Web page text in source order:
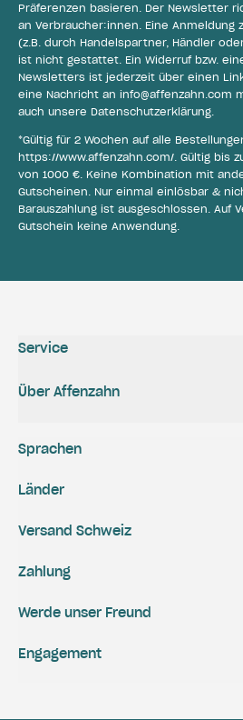
Präferenzen basieren. Der Newsletter
an Verbraucher:innen. Eine Anmeldung
(z.B. durch Handelspartner, Händler
ist nicht gestattet. Ein Widerruf bzw.
Newsletters ist jederzeit über einen
eine Nachricht an info@affenzahn.com
auch unsere Datenschutzerklärung.
*Gültig für 2 Wochen auf alle
https://www.affenzahn.com/. Gültig bis
von 1000 €. Keine Kombination mit
Gutscheinen. Nur einmal einlösbar &
Barauszahlung ist ausgeschlossen. Auf
Gutschein keine Anwendung.
Service
Über Affenzahn
Versand Schweiz
Zahlung
Engagement
Werde unser Freund
Sprachen
Länder